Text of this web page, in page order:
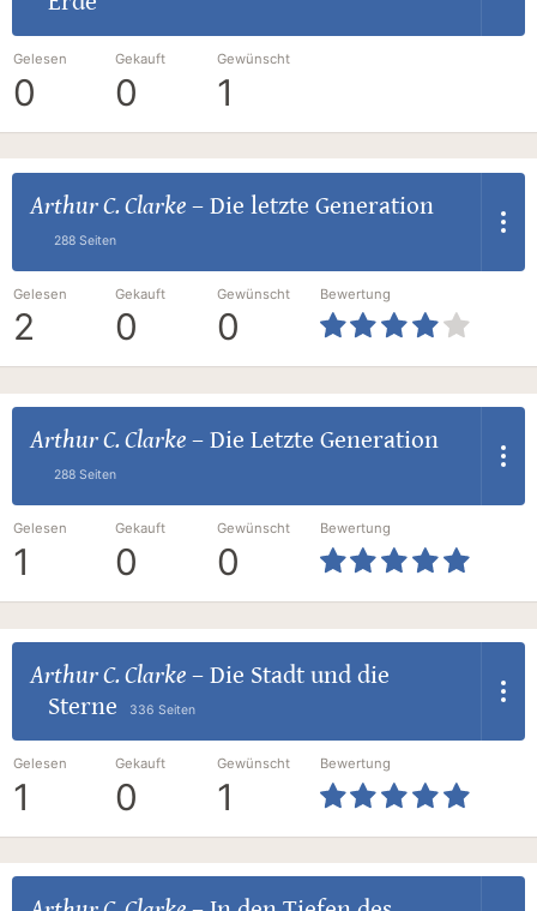
Gelesen
0
Gekauft
0
Gewünscht
1
Arthur C. Clarke– Die letzte Generation
288 Seiten
Gelesen
2
Gekauft
0
Gewünscht
0
Bewertung
Arthur C. Clarke– Die Letzte Generation
288 Seiten
Gelesen
1
Gekauft
0
Gewünscht
0
Bewertung
Arthur C. Clarke– Die Stadt und die
Sterne
336 Seiten
Gelesen
1
Gekauft
0
Gewünscht
1
Bewertung